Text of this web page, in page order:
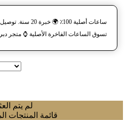
ساعات أصلية 100٪ 🌍 خبرة 20 سنة. توصيل مجاني داخل الإمارات.
تسوق الساعات الفاخرة الأصلية ⌚️ متجر
لم يتم
قائمة المنتجات